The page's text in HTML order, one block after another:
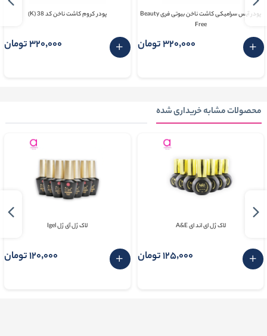
پودر آیس سرامیکی کاشت ناخن بیوتی فری Beauty
Free
320٬000 تومان
پودر کروم کاشت ناخن کد 38 (K)
320٬000 تومان
محصولات مشابه خریداری شده
لاک ژل ای اند ای A&E
125٬000 تومان
لاک ژل آی ژل Igel
120٬000 تومان